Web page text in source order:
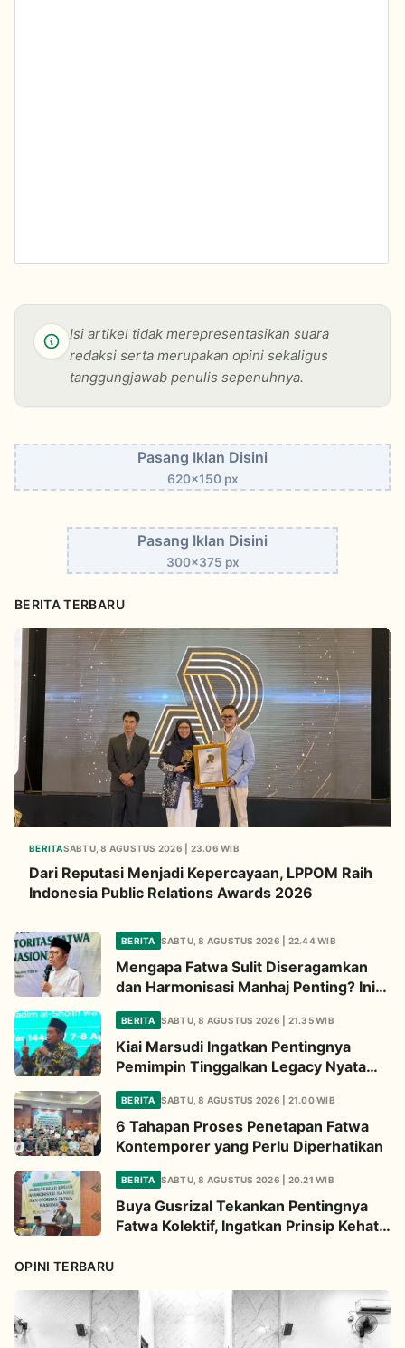
Isi artikel tidak merepresentasikan suara
redaksi serta merupakan opini sekaligus
tanggungjawab penulis sepenuhnya.
Pasang Iklan Disini
620x150 px
Pasang Iklan Disini
300x375 px
BERITA TERBARU
BERITASABTU, 8 AGUSTUS 2026 | 23.06 WIB
Dari Reputasi Menjadi Kepercayaan, LPPOM Raih
Indonesia Public Relations Awards 2026
BERITA SABTU, 8 AGUSTUS 2026 | 22.44 WIB
Mengapa Fatwa Sulit Diseragamkan
dan Harmonisasi Manhaj Penting? Ini
BERITA SABTU, 8 AGUSTUS 2026 | 21.35 WIB
Kiai Marsudi Ingatkan Pentingnya
Pemimpin Tinggalkan Legacy Nyata
BERITA SABTU, 8 AGUSTUS 2026 | 21.00 WIB
6 Tahapan Proses Penetapan Fatwa
Kontemporer yang Perlu Diperhatikan
BERITA SABTU, 8 AGUSTUS 2026 | 20.21 WIB
Buya Gusrizal Tekankan Pentingnya
Fatwa Kolektif, Ingatkan Prinsip Kehati-
OPINI TERBARU